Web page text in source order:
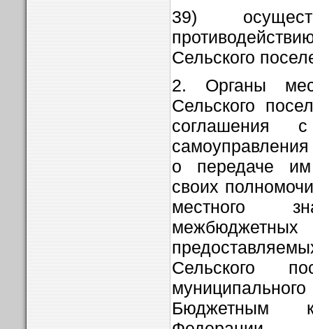
39)
Сельского
2. Органы
Сельского
соглашения
о передаче им
своих
местного
Сельского
муниципального
Бюджетным